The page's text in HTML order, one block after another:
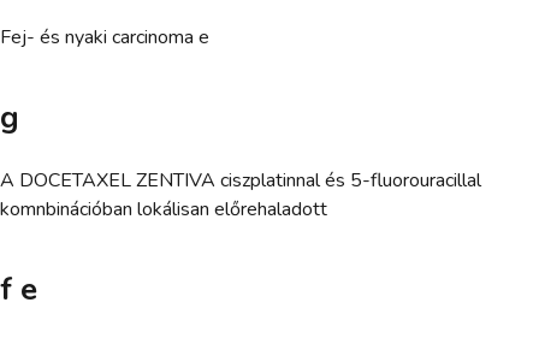
Fej- és nyaki carcinoma e
g
A DOCETAXEL ZENTIVA ciszplatinnal és 5-fluorouracillal
komnbinációban lokálisan előrehaladott
f e